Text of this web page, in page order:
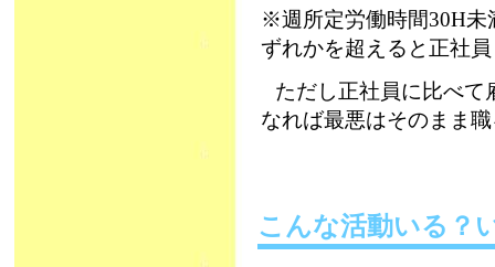
※週所定労働時間30H未
ずれかを超えると正社
ただし正社員に比べて
なれば最悪はそのまま
こんな活動いる？